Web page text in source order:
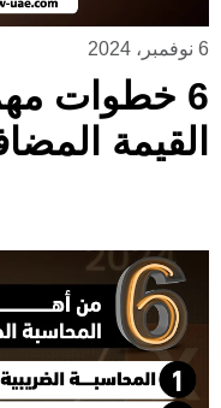
6 نوفمبر، 2024
6 خطوات
القيمة